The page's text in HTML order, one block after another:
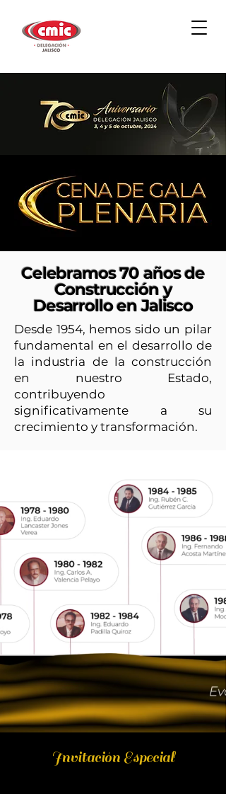
Celebramos 70 años de
Construcción y
Desarrollo en Jalisco
Desde 1954, hemos sido un pilar
fundamental en el desarrollo de
la industria de la construcción
en nuestro Estado,
contribuyendo
significativamente a su
crecimiento y transformación.
Invitación Especial